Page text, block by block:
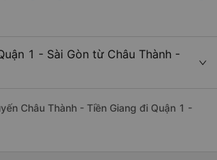
1 - Sài Gòn từ Châu Thành -
Châu Thành - Tiền Giang đi Quận 1 -